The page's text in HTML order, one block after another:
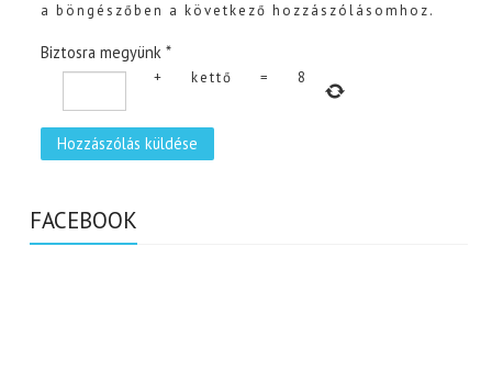
a böngészőben a következő hozzászólásomhoz.
Biztosra megyünk *
+ kettő = 8
FACEBOOK